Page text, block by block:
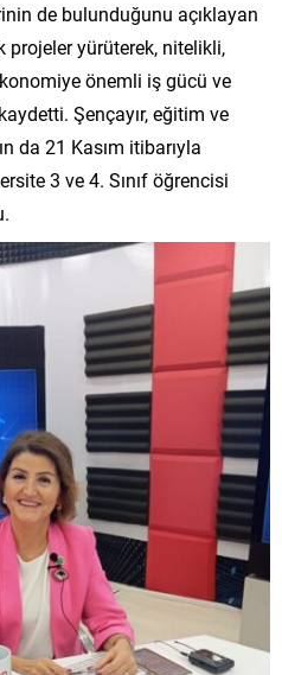
de bulunduğunu açıklayan
projeler yürüterek, nitelikli,
önemli iş gücü ve
Şençayır, eğitim ve
da 21 Kasım itibarıyla
3 ve 4. Sınıf öğrencisi